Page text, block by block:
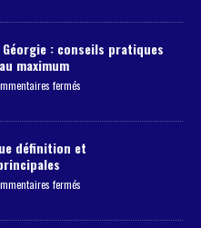
: conseils pratiques
maximum
fermés
définition et
fermés